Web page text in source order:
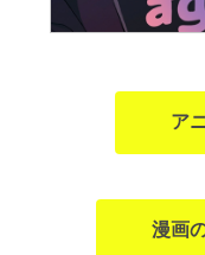
ア
漫画